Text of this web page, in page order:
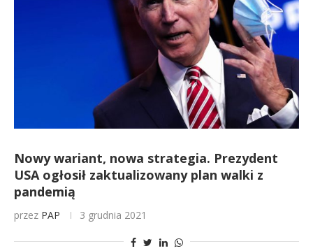
Nowy wariant, nowa strategia. Prezydent
USA ogłosił zaktualizowany plan walki z
pandemią
przez PAP 3 grudnia 2021